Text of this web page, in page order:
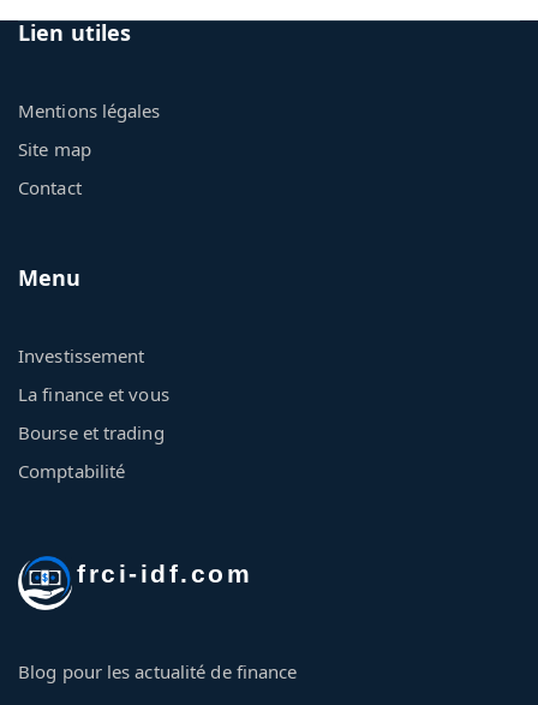
Lien utiles
Mentions légales
Site map
Contact
Menu
Investissement
La finance et vous
Bourse et trading
Comptabilité
frci-idf.com
Blog pour les actualité de finance